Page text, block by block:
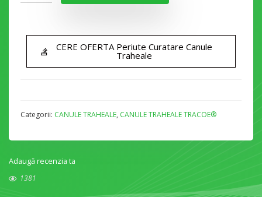
CERE OFERTA Periute Curatare Canule
Traheale
Categorii: CANULE TRAHEALE, CANULE TRAHEALE TRACOE®
Adaugă recenzia ta
1381